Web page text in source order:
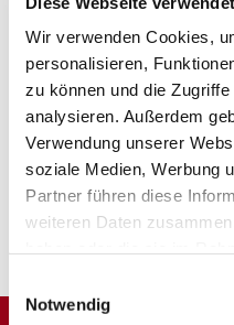
Wir verwenden Cookies,
personalisieren,
zu können und die
analysieren. Außerdem
Verwendung unserer
soziale Medien, Werbung
Partner führen diese
weiteren Daten
Notwendig